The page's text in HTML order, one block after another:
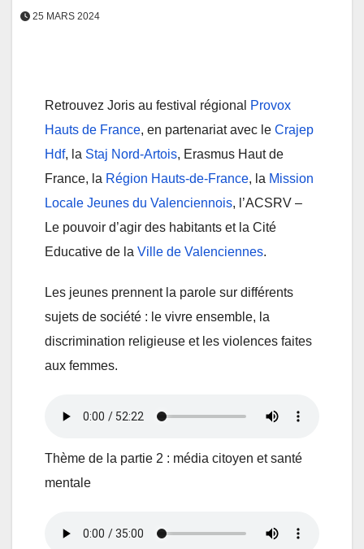
25 MARS 2024
Retrouvez Joris au festival régional
Provox
Hauts de France, en partenariat avec le Crajep
Hdf, la Staj Nord-Artois, Erasmus Haut de
France, la Région Hauts-de-France, la Mission
Locale Jeunes du Valenciennois, l’ACSRV –
Le pouvoir d’agir des habitants et la Cité
Educative de la Ville de Valenciennes.
Les jeunes prennent la parole sur différents
sujets de société : le vivre ensemble, la
discrimination religieuse et les violences faites
aux femmes.
Thème de la partie 2 : média citoyen et santé
mentale